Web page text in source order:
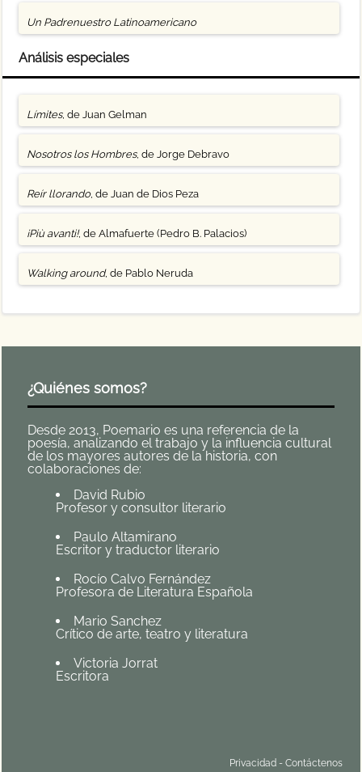
Un Padrenuestro Latinoamericano
Análisis especiales
Límites, de Juan Gelman
Nosotros los Hombres, de Jorge Debravo
Reír llorando, de Juan de Dios Peza
¡Più avanti!, de Almafuerte (Pedro B. Palacios)
Walking around, de Pablo Neruda
¿Quiénes somos?
Desde 2013, Poemario es una referencia de la
poesía, analizando el trabajo y la influencia cultural
de los mayores autores de la historia, con
colaboraciones de:
David Rubio
Profesor y consultor literario
Paulo Altamirano
Escritor y traductor literario
Rocío Calvo Fernández
Profesora de Literatura Española
Mario Sanchez
Crítico de arte, teatro y literatura
Victoria Jorrat
Escritora
Privacidad - Contáctenos